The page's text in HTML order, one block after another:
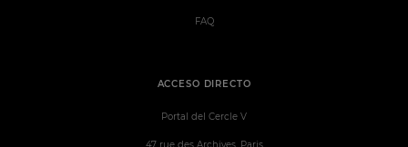
ACCESO DIRECTO
Portal del Cercle V
47 rue des Archives, Paris
FAQ